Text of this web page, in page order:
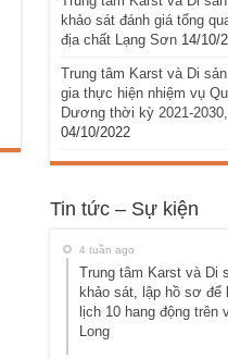
khảo sát đánh giá tổng
địa chất Lạng Sơn 14/10/
Trung tâm Karst và Di
gia thực hiện nhiệm vụ
Dương thời kỳ 2021-
04/10/2022
Tin tức – Sự kiện
4 tuần ago
Trung tâm Karst và Di
khảo sát, lập hồ sơ để
lịch 10 hang động trên
Long